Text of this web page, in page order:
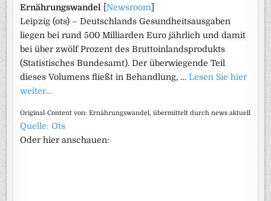
Ernährungswandel [Newsroom
Leipzig (ots) – Deutschlands Gesundheitsausgaben
liegen bei rund 500 Milliarden Euro jährlich und damit
bei über zwölf Prozent des Bruttoinlandsprodukts
(Statistisches Bundesamt). Der überwiegende Teil
dieses Volumens fließt in Behandlung, …Lesen Sie hier
weiter…
Original-Content von: Ernährungswandel, übermittelt durch news aktuell
Quelle: Ots
Oder hier anschauen: